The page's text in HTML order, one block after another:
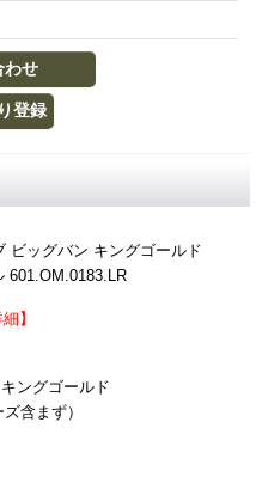
ビッグバン キングゴールド
601.OM.0183.LR
】
ングゴールド
含まず）